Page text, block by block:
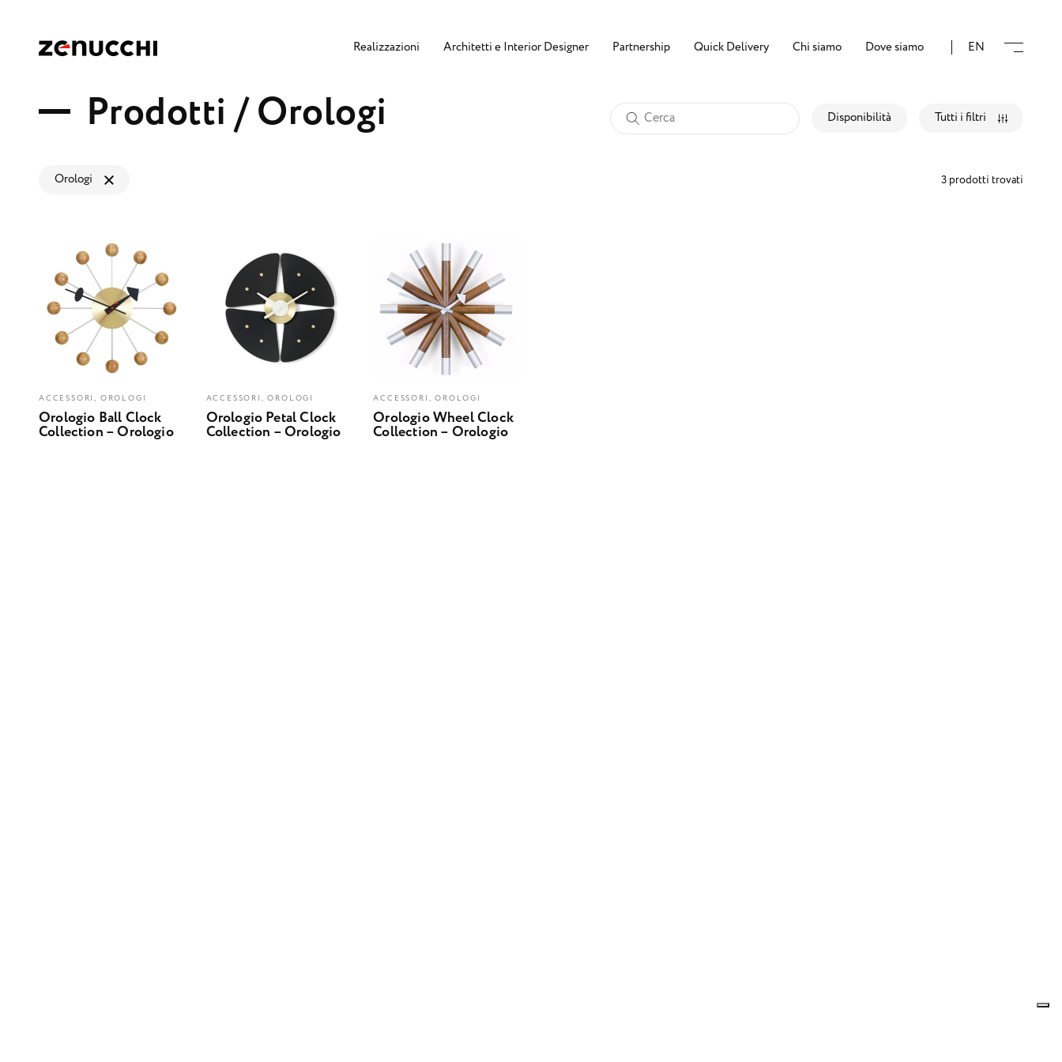
Realizzazioni Architetti e Interior Designer Partnership Quick Delivery Chi siamo Dove siamo EN
Prodotti/Orologi Disponibilità Tutti i filtri
Orologi 3 prodotti trovati
ACCESSORI, OROLOGI
Orologio Ball Clock
Collection – Orologio
ACCESSORI, OROLOGI
Orologio Petal Clock
Collection – Orologio
ACCESSORI, OROLOGI
Orologio Wheel Clock
Collection – Orologio